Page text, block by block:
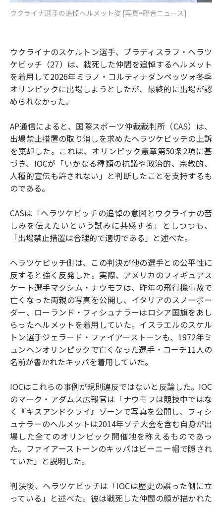
ウクライナ選手の追悼ヘルメット姿 [写真=聯合ニュース]
ウクライナのスケルトン選手、ブラディスラフ・ヘラツ
ケビッチ（27）は、戦死した仲間を追悼するヘルメット
を着用して2026年ミラノ・コルティナダンペッツォ冬季
オリンピックに出場しようとしたが、最終的に出場が認
められなかった。
AP通信によると、国際スポーツ仲裁裁判所（CAS）は、
出場禁止措置の取り消しを求めたヘラツケビッチの上訴
を棄却した。これは、オリンピック憲章第50条2項に基
づき、IOCが「いかなる種類の抗議や政治的、宗教的、
人種的宣伝も許されない」と判断したことを支持するも
のである。
CASは「ヘラツケビッチの追悼の意図とウクライナの苦
しみを伝えたいという試みに共感する」としつつも、
「出場禁止措置は合理的で適切である」と述べた。
ヘラツケビッチ側は、この判決が他の選手との公平性に
反すると強く反発した。実際、アメリカのフィギュアス
ケート選手マクシム・ナウモフは、昨年の飛行機事故で
亡くなった両親の写真を公開し、イタリアのスノーボー
ダー、ローランド・フィシュナラーはロシア国旗をあし
らったヘルメットを着用していた。イスラエルのスケル
トン選手ジェラード・ファイアーストーンも、1972年ミ
ュンヘンオリンピックで亡くなった選手・コーチ11人の
名前が書かれたキッパを着用していた。
IOCはこれらの事例が規則違反ではないと反論した。IOC
のマーク・アダムス広報官は「ナウモフは競技中ではな
く『キスアンドクライ』ゾーンで写真を公開し、フィシ
ュナラーのヘルメットは2014年ソチ大会を含む自身が出
場した全てのオリンピック開催地を称えるものであっ
た。ファイアーストーンのキッパはビーニー帽で隠され
ていた」と説明した。
判決後、ヘラツケビッチは「IOCは歴史の誤った側に立
っている」と述べた。彼は戦死した仲間の顔が描かれた